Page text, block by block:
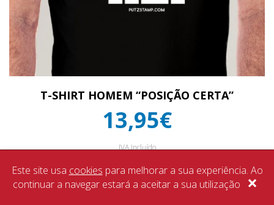
T-SHIRT HOMEM “POSIÇÃO CERTA”
13,95€
IVA Incluído
Este site usa cookies para melhorar a sua experiência. Ao
continuar a navegar estará a aceitar a sua utilização ×